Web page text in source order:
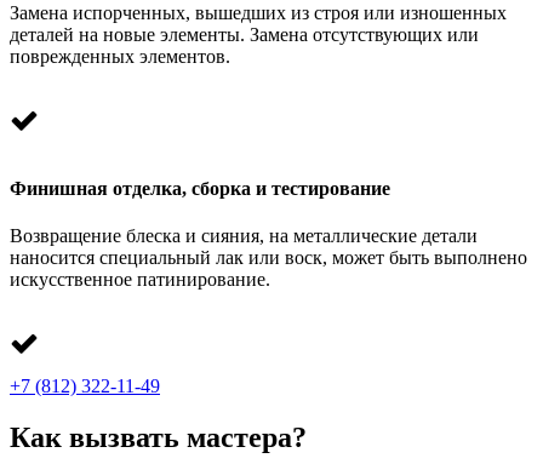
Замена испорченных, вышедших из строя или изношенных
деталей на новые элементы. Замена отсутствующих или
поврежденных элементов.
Финишная отделка, сборка и тестирование
Возвращение блеска и сияния, на металлические детали
наносится специальный лак или воск, может быть выполнено
искусственное патинирование.
+7 (812) 322-11-49
Как вызвать мастера?